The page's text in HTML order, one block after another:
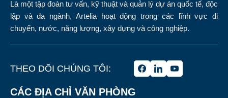
Là một tập đoàn tư vấn, kỹ thuật và quản lý dự án quốc tế, độc
lập và đa ngành, Artelia hoạt động trong các lĩnh vực di
chuyển, nước, năng lượng, xây dựng và công nghiệp.
THEO DÕI CHÚNG TÔI:
CÁC ĐỊA CHỈ VĂN PHÒNG